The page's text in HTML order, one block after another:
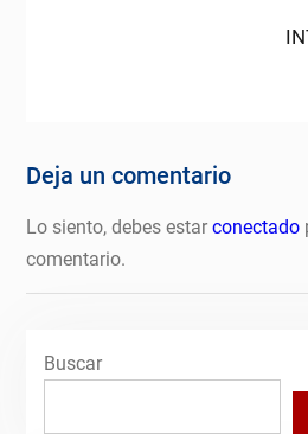
Deja un comentario
Lo siento, debes estarconectado
comentario.
Buscar